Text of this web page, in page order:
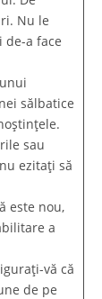
Nu le
de-a face
sălbatice
sau
ezitați să
este nou,
a
vă că
de pe